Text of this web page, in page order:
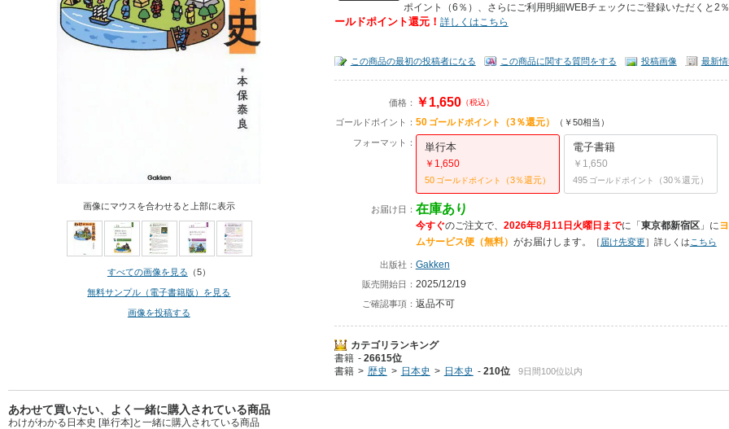
画像にマウスを合わせると上部に表示
すべての画像を見る （5）
無料サンプル（電子書籍版）を見る
画像を投稿する
ポイント（6％）、さらにご利用明細WEBチェックにご登録いただくと2
ールドポイント還元！ 詳しくはこちら
この商品の最初の投稿者になる この商品に関する質問をする 投稿画像 最新情
価格： ￥1,650（税込）
ゴールドポイント： 50 ゴールドポイント （3％還元） （￥50相当）
フォーマット： 単行本
￥1,650
50 ゴールドポイント （3％還元）
電子書籍
￥1,650
495 ゴールドポイント （30％還元）
お届け日： 在庫あり
今すぐのご注文で、 2026年8月11日火曜日までに 「東京都新宿区」に
ムサービス便（無料） がお届けします。 ［届け先変更］詳しくは こちら
出版社： Gakken
販売開始日： 2025/12/19
ご確認事項： 返品不可
カテゴリランキング
書籍
26615位
書籍
歴史 日本史 日本史 210位 9日間100位以内
あわせて買いたい、よく一緒に購入されている商品
わけがわかる日本史 [単行本]と一緒に購入されている商品